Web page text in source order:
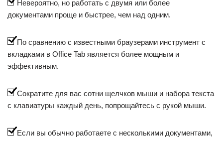
Невероятно, но работать с двумя или более
документами проще и быстрее, чем над одним.
По сравнению с известными браузерами инструмент с
вкладками в Office Tab является более мощным и
эффективным.
Сократите для вас сотни щелчков мыши и набора текста
с клавиатуры каждый день, попрощайтесь с рукой мыши.
Если вы обычно работаете с несколькими документами,